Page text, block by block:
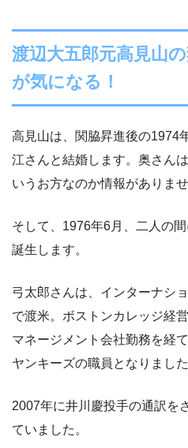
渡辺大五郎元高見山
が気になる！
高見山は、関脇昇進後の1974
江さんと結婚します。奥さん
いうお方なのか情報がありませ
そして、1976年6月、二人の
誕生します。
弓太郎さんは、インターナシ
で渡米。ボストンカレッジ経
マネージメント会社勤務を経
ヤンキーズの職員となりました
2007年に井川慶投手の通訳を
ていました。